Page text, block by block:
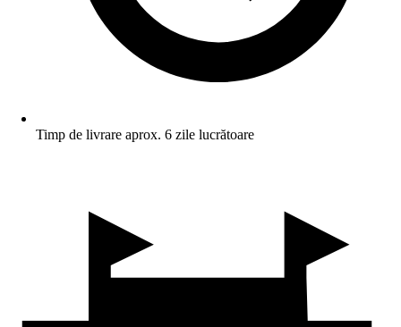
Timp de livrare aprox. 6 zile lucrătoare